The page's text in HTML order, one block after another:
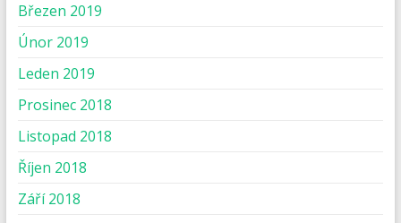
Březen 2019
Únor 2019
Leden 2019
Prosinec 2018
Listopad 2018
Říjen 2018
Září 2018